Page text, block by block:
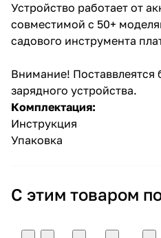
Устройство работает от
совместимой с 50+
садового инструмента
Внимание! Поставвлеятся
зарядного устройства.
Комплектация:
Инструкция
Упаковка
С этим товаром